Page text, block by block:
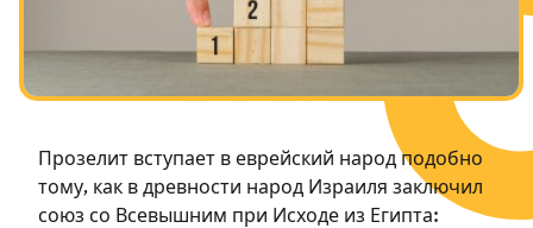
Посты в память о разрушенном Храме
Ханука
Пурим
Прозелит вступает в еврейский народ подобно
тому, как в древности народ Израиля заключил
союз со Всевышним при Исходе из Египта: